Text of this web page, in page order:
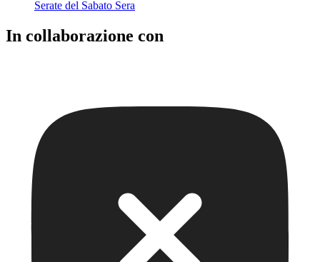
Serate del Sabato Sera
In collaborazione con